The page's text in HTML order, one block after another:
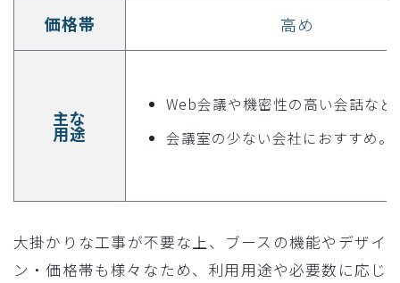
価格帯 高め
主な
用途
Web会議や機密性の高い会話など
会議室の少ない会社におすすめ。
大掛かりな工事が不要な上、ブースの機能やデザイ
ン・価格帯も様々なため、利用用途や必要数に応じ